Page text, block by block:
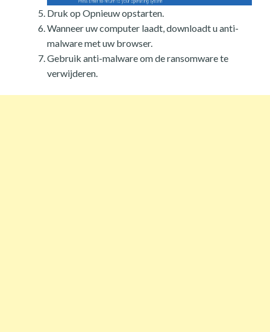
Druk op Opnieuw opstarten.
Wanneer uw computer laadt, downloadt u anti-
malware met uw browser.
Gebruik anti-malware om de ransomware te
verwijderen.